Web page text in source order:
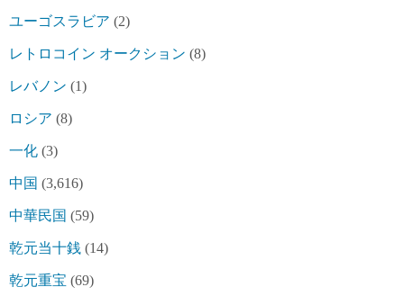
ユーゴスラビア (2)
レトロコイン オークション (8)
レバノン (1)
ロシア (8)
一化 (3)
中国 (3,616)
中華民国 (59)
乾元当十銭 (14)
乾元重宝 (69)